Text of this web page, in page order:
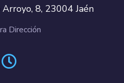
8, 23004 Jaén
Dirección